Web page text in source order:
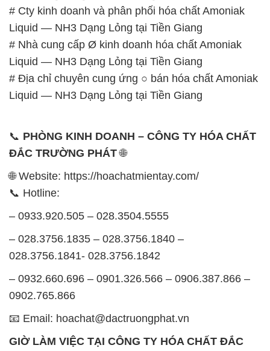
# Cty kinh doanh và phân phối hóa chất Amoniak
Liquid — NH3 Dạng Lỏng tại Tiền Giang
# Nhà cung cấp Ø kinh doanh hóa chất Amoniak
Liquid — NH3 Dạng Lỏng tại Tiền Giang
# Địa chỉ chuyên cung ứng ○ bán hóa chất Amoniak
Liquid — NH3 Dạng Lỏng tại Tiền Giang
📞 PHÒNG KINH DOANH – CÔNG TY HÓA CHẤT
ĐẮC TRƯỜNG PHÁT🌐
🌐 Website: https://hoachatmientay.com/
📞 Hotline:
– 0933.920.505 – 028.3504.5555
– 028.3756.1835 – 028.3756.1840 –
028.3756.1841- 028.3756.1842
– 0932.660.696 – 0901.326.566 – 0906.387.866 –
0902.765.866
📧 Email: hoachat@dactruongphat.vn
GIỜ LÀM VIỆC TẠI CÔNG TY HÓA CHẤT ĐẮC